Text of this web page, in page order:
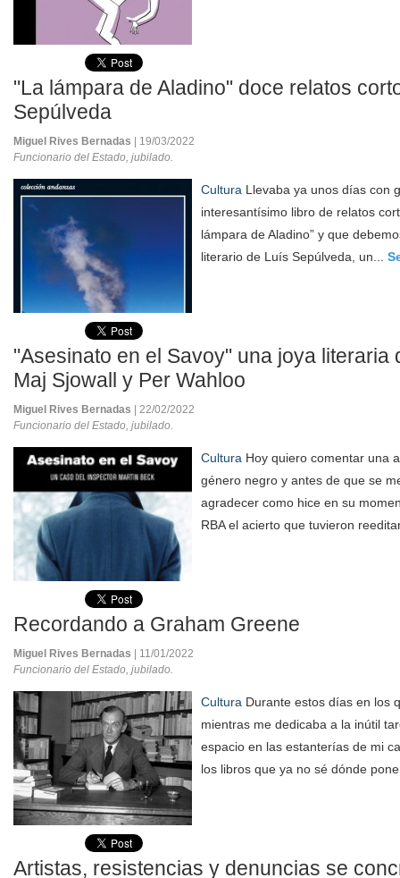
"La lámpara de Aladino" doce relatos
Sepúlveda
Miguel Rives Bernadas
| 19/03/2022
Funcionario del Estado, jubilado.
Cultura Llevaba ya unos días con
interesantísimo libro de relatos
lámpara de Aladino” y que
literario de Luís Sepúlveda, un...
"Asesinato en el Savoy" una joya literaria
Maj Sjowall y Per Wahloo
Miguel Rives Bernadas
| 22/02/2022
Funcionario del Estado, jubilado.
Cultura Hoy quiero comentar una
género negro y antes de que se
agradecer como hice en su
RBA el acierto que tuvieron
Recordando a Graham Greene
Miguel Rives Bernadas
| 11/01/2022
Funcionario del Estado, jubilado.
Cultura Durante estos días en los
mientras me dedicaba a la inútil
espacio en las estanterías de mi
los libros que ya no sé dónde
Artistas, resistencias y denuncias se